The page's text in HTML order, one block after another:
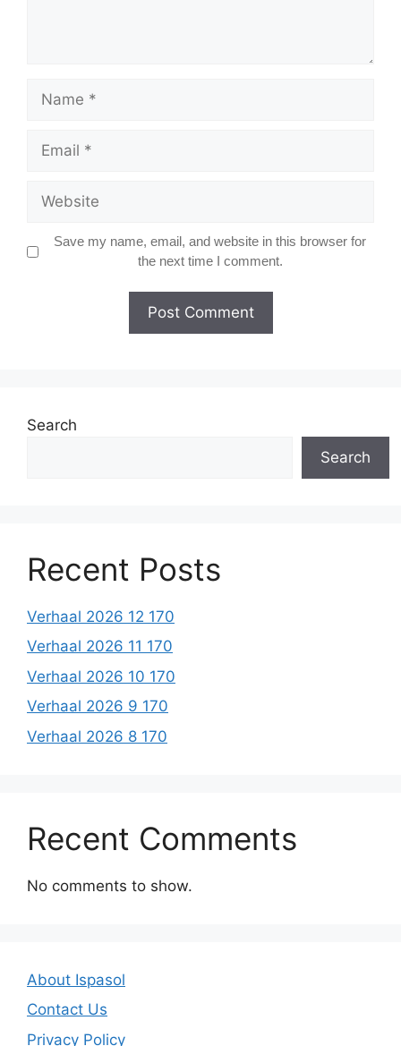
Name
Email
Website
Save my name, email, and website in this browser for
the next time I comment.
Search
Search
Recent Posts
Verhaal 2026 12 170
Verhaal 2026 11 170
Verhaal 2026 10 170
Verhaal 2026 9 170
Verhaal 2026 8 170
Recent Comments
No comments to show.
About Ispasol
Contact Us
Privacy Policy